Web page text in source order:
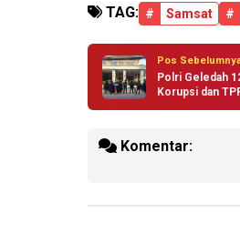
TAG: # Samsat #
Pos
Polri Geledah
Korupsi dan
Komentar: